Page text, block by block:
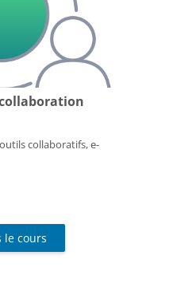
collaboratifs, e-
cours